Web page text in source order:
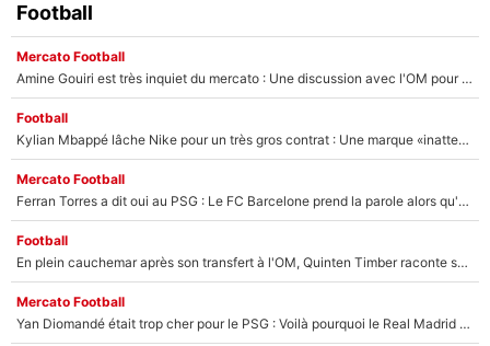
Football
Mercato Football
Amine Gouiri est très inquiet du mercato : Une discussion avec l'OM pour acter son transfert !
Football
Kylian Mbappé lâche Nike pour un très gros contrat : Une marque «inattendue» va frapper très fort
Mercato Football
Ferran Torres a dit oui au PSG : Le FC Barcelone prend la parole alors qu'un transfert de l'attaquant espagnol prend forme
Football
En plein cauchemar après son transfert à l'OM, Quinten Timber raconte ses doutes après sa signature à Marseille
Mercato Football
Yan Diomandé était trop cher pour le PSG : Voilà pourquoi le Real Madrid a accepté de payer la somme record de 140M€ pour boucler son transfert !